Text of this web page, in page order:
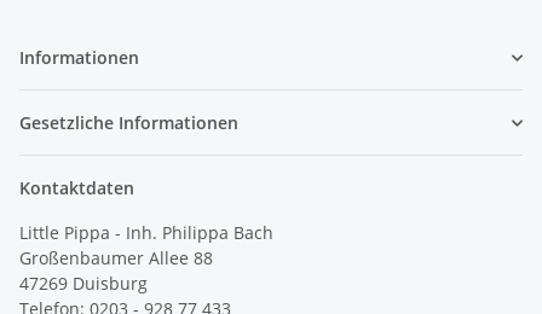
Informationen
Gesetzliche Informationen
Kontaktdaten
Little Pippa - Inh. Philippa Bach
Großenbaumer Allee 88
47269 Duisburg
Telefon: 0203 - 928 77 433